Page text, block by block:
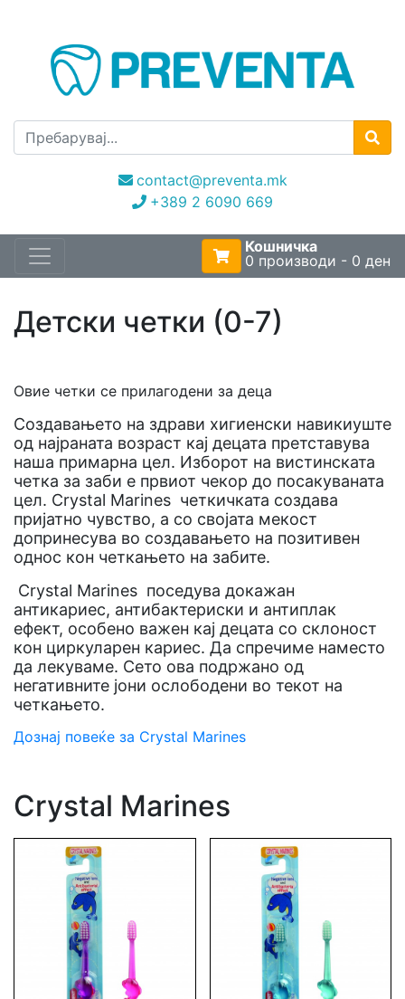
contact@preventa.mk
+389 2 6090 669
Кошничка
0 производи - 0 ден
Детски четки (0-7)
Овие четки се прилагодени за деца
Создавањето на здрави хигиенски навикиуште
од најраната возраст кај децата претставува
наша примарна цел. Изборот на вистинската
четка за заби е првиот чекор до посакуваната
цел. Crystal Marines четкичката создава
пријатно чувство, а со својата мекост
допринeсува во создавањето на позитивен
однос кон четкањето на забите.
Crystal Marines поседува докажан
антикариес, антибактериски и антиплак
ефект, особено важен кај децата со склоност
кон циркуларен кариес. Да спречиме наместо
да лекуваме. Сето ова подржано од
негативните јони ослободени во текот на
четкањето.
Дознај повеќе за Crystal Marines
Crystal Marines